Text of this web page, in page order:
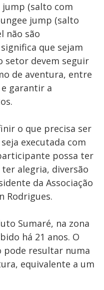
jump (salto com
jump (salto
não são
que sejam
setor devem seguir
de aventura, entre
garantir a
o que precisa ser
executada com
possa ter
alegria, diversão
da Associação
Rodrigues.
Sumaré, na zona
há 21 anos. O
pode resultar numa
equivalente a um